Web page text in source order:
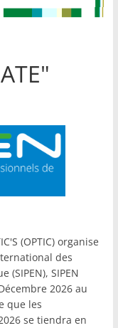
(OPTIC) organise
des
(SIPEN), SIPEN
2026 au
que les
se tiendra en